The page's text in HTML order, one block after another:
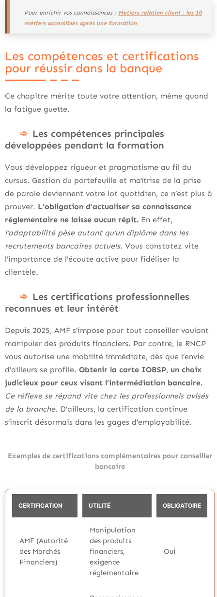
Pour enrichir vos connaissances : Metiers relation client : les 10
métiers accessibles après une formation
Les compétences et certifications
pour réussir dans la banque
Ce chapitre mérite toute votre attention, même quand
la fatigue guette.
Les compétences principales
développées pendant la formation
Vous développez rigueur et pragmatisme au fil du
cursus. Gestion du portefeuille et maîtrise de la prise
de parole deviennent votre lot quotidien, ce n’est plus à
prouver. L’obligation d’actualiser sa connaissance
réglementaire ne laisse aucun répit. En effet,
l’adaptabilité pèse autant qu’un diplôme dans les
recrutements bancaires actuels. Vous constatez vite
l’importance de l’écoute active pour fidéliser la
clientèle.
Les certifications professionnelles
reconnues et leur intérêt
Depuis 2025, AMF s’impose pour tout conseiller voulant
manipuler des produits financiers. Par contre, le RNCP
vous autorise une mobilité immédiate, dès que l’envie
d’ailleurs se profile. Obtenir la carte IOBSP, un choix
judicieux pour ceux visant l’intermédiation bancaire.
Ce réflexe se répand vite chez les professionnels avisés
de la branche. D’ailleurs, la certification continue
s’inscrit désormais dans les gages d’employabilité.
Exemples de certifications complémentaires pour conseiller
bancaire
CERTIFICATION UTILITÉ OBLIGATOIRE
AMF (Autorité
des Marchés
Financiers)
Manipulation
des produits
financiers,
exigence
réglementaire
Oui